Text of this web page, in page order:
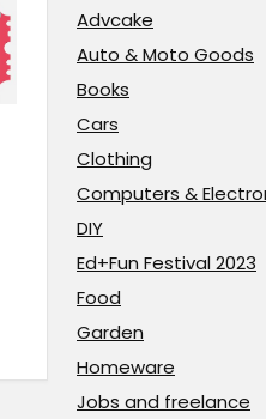
Advcake
Auto & Moto Goods
Books
Cars
Clothing
Computers &
DIY
Ed+Fun Festival 2023
Food
Garden
Homeware
Jobs and freelance